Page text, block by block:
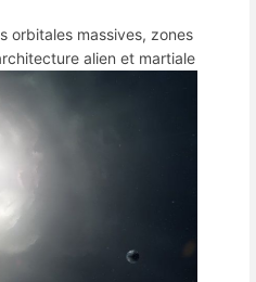
orbitales massives, zones
alien et martiale